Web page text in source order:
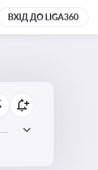
ВХІД ДО LIGA360